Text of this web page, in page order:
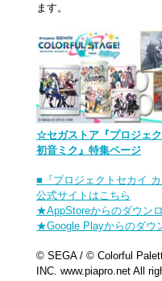
ます。
☆セガストア『プロジェ
初音ミク』特集ページ
■『プロジェクトセカイ
公式サイトはこちら
★AppStoreからのダウン
★Google Playからのダウ
© SEGA / © Colorful
INC. www.piapro.net All